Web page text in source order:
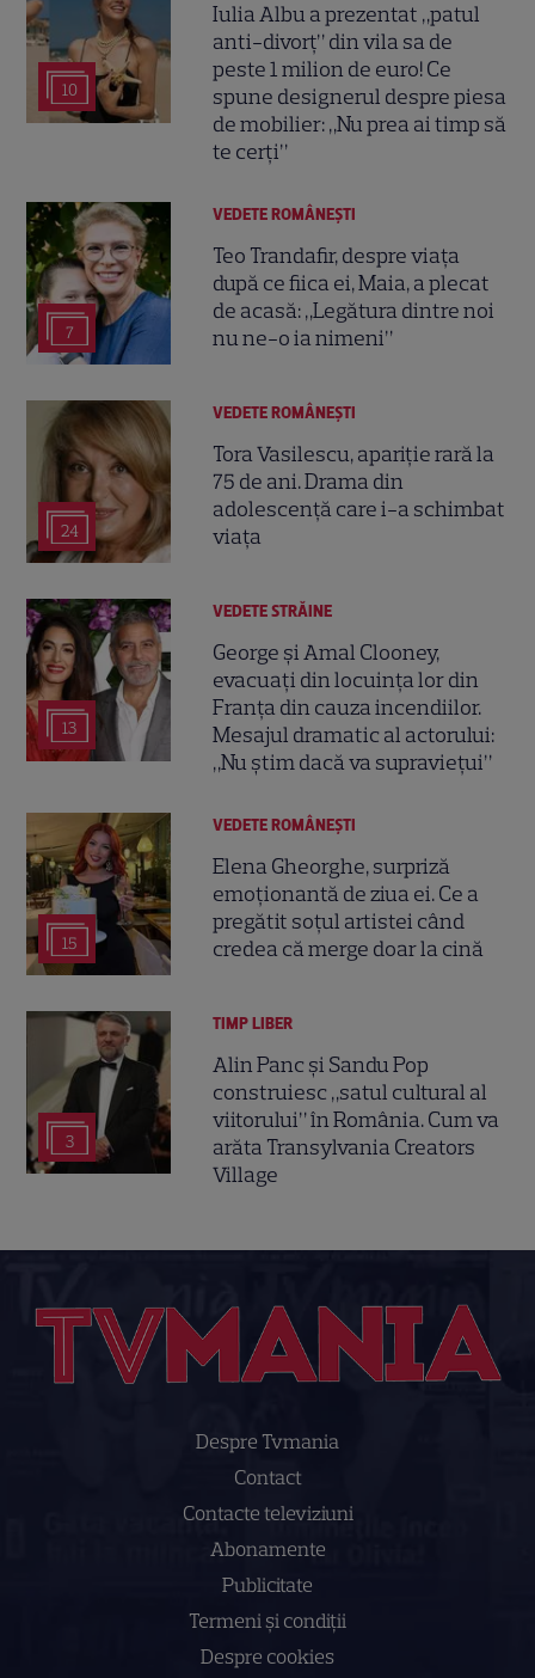
10
Iulia Albu a prezentat „patul
anti-divorț” din vila sa de
peste 1 milion de euro! Ce
spune designerul despre piesa
de mobilier: „Nu prea ai timp să
te cerți”
7
VEDETE ROMÂNEŞTI
Teo Trandafir, despre viața
după ce fiica ei, Maia, a plecat
de acasă: „Legătura dintre noi
nu ne-o ia nimeni”
24
VEDETE ROMÂNEŞTI
Tora Vasilescu, apariție rară la
75 de ani. Drama din
adolescență care i-a schimbat
viața
13
VEDETE STRĂINE
George și Amal Clooney,
evacuați din locuința lor din
Franța din cauza incendiilor.
Mesajul dramatic al actorului:
„Nu știm dacă va supraviețui”
15
VEDETE ROMÂNEŞTI
Elena Gheorghe, surpriză
emoționantă de ziua ei. Ce a
pregătit soțul artistei când
credea că merge doar la cină
3
TIMP LIBER
Alin Panc și Sandu Pop
construiesc „satul cultural al
viitorului” în România. Cum va
arăta Transylvania Creators
Village
Despre Tvmania
Contact
Contacte televiziuni
Abonamente
Publicitate
Termeni și condiții
Despre cookies